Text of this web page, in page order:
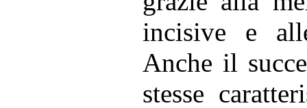
incisive e
Anche il
stesse